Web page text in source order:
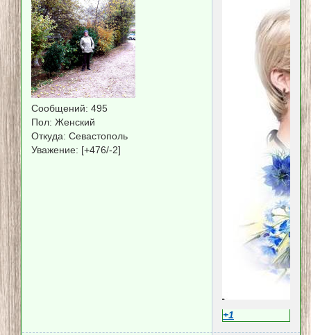
Сообщений: 495
Пол: Женский
Откуда: Севастополь
Уважение: [+476/-2]
+1